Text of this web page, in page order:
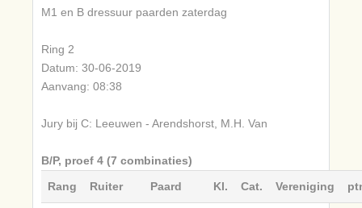
M1 en B dressuur paarden zaterdag
Ring 2
Datum: 30-06-2019
Aanvang: 08:38
Jury bij C: Leeuwen - Arendshorst, M.H. Van
B/P, proef 4 (7 combinaties)
Rang
Ruiter Paard Kl. Cat. Vereniging